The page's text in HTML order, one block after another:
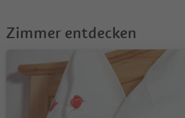
Zimmer entdecken